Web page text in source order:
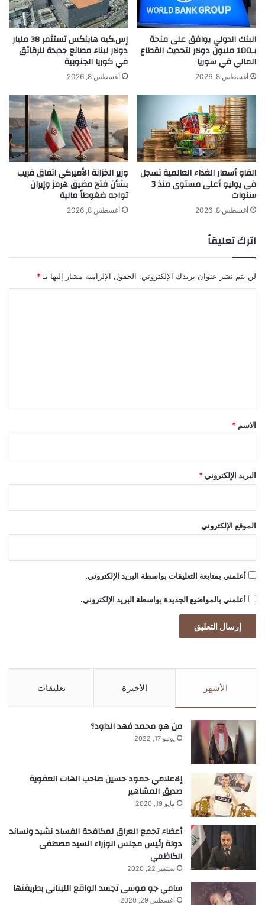
khabar3ajeldubai.com — ألمانيا تشتري طائرات مسيرة
بقيمة 536 مليون يورو من شركات ناشئة
ألمانيا
مسيرة
ل
ك
ه
ا
ؤ
ل
ى
ن
ت
ا
ئ
ف
ض
س
ا
ع
د
ة
و
ي
ظ
ل
ن
ق
ص
و
د
ا
البنك الدولي يوافق على منحة
بـ100 مليون دولار لتحديث القطاع
المالي في سوريا
أغسطس 8, 2026
إس.كيه هاينكس تستثمر 38 مليار
دولار لبناء مصانع جديدة للرقائق
في كوريا الجنوبية
أغسطس 8, 2026
الفاو أسعار الغذاء العالمية تسجل
في يوليو أعلى مستوى منذ 3
سنوات
أغسطس 8, 2026
وزير الخزانة الأميركي اتفاق قريب
بشأن فتح مضيق هرمز وإيران
تواجه ضغوطاً مالية
أغسطس 8, 2026
اترك تعليقاً
لن يتم نشر عنوان بريدك الإلكتروني. الحقول الإلزامية مشار إليها بـ *
*
الاسم *
البريد الإلكتروني*
الموقع الإلكتروني
أعلمني بمتابعة التعليقات بواسطة البريد الإلكتروني.
أعلمني بالمواضيع الجديدة بواسطة البريد الإلكتروني.
الأشهر الأخيرة تعليقات
من هو محمد فهد الداود؟
يونيو 17, 2022
إلاعلامي حمود حسين صاحب الهات العفوية
صديق المشاهير
مايو 19, 2020
أعضاء تجمع العراق لمكافحة الفساد نشيد ونساند
دولة رئيس مجلس الوزراء السيد مصطفى
الكاظمي
سبتمبر 22, 2020
سامي جو موسى تجسد الواقع اللبناني بطريقتها
أغسطس 29, 2020